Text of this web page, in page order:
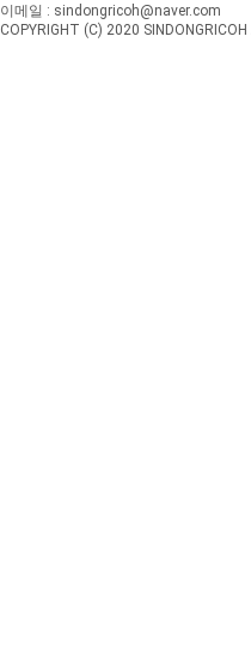
이메일 : sindongricoh@naver.com
COPYRIGHT (C) 2020 SINDONGRICOH